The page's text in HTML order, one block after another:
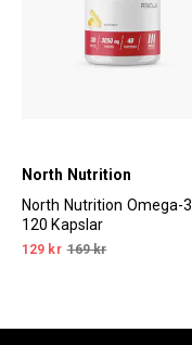
North Nutrition
North Nutrition Omega-3
120 Kapslar
129 kr 169 kr